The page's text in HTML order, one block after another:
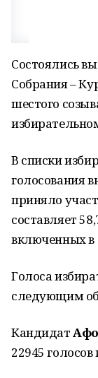
Состоялись
Собрания –
шестого
В списки
голосования
приняло
составляет
включенных в
Голоса
следующим
Кандидат
22945